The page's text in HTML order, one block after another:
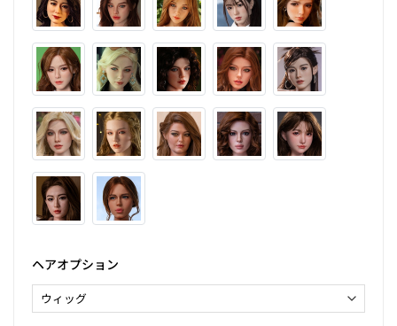
ヘアオプション